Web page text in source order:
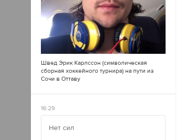
Швед Эрик Карлссон (символическая
сборная хоккейного турнира) на пути из
Сочи в Оттаву
16:29
Нет сил